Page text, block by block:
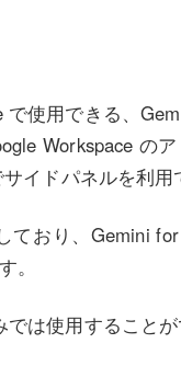
使用できる、
Workspace の
イドパネルを利用
ており、Gemini
。
は使用すること